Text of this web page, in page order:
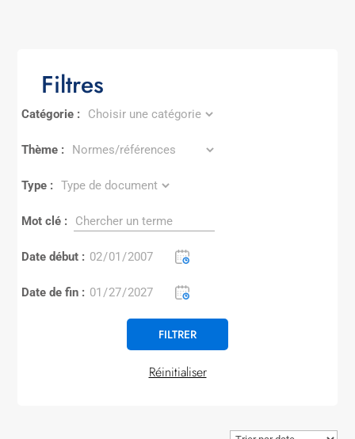
Filtres
Catégorie :
Thème :
Type :
Mot clé :
Date début :
Date de fin :
Réinitialiser